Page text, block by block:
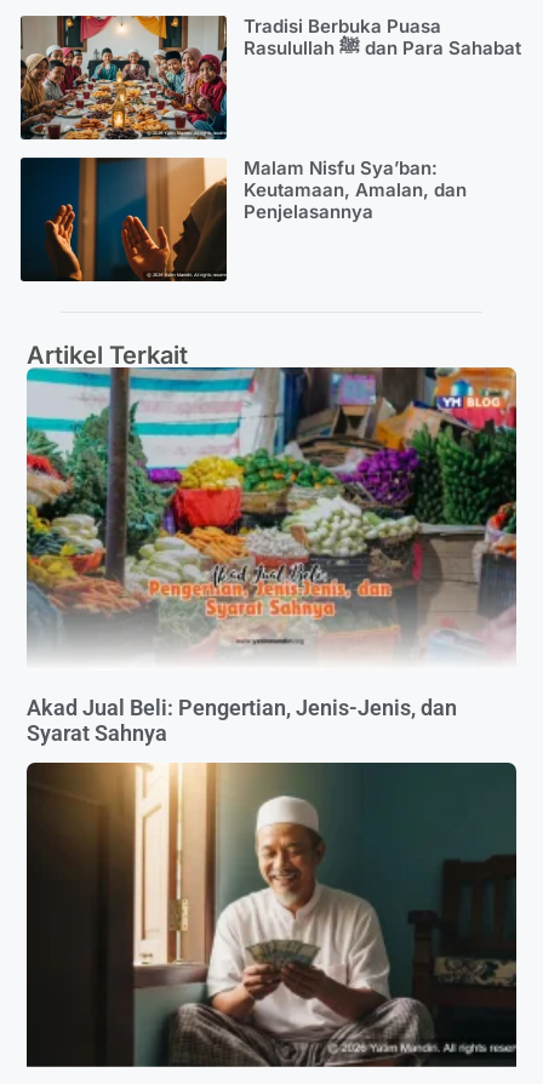
Tradisi Berbuka Puasa
Rasulullah ﷺ dan Para Sahabat
Malam Nisfu Sya’ban:
Keutamaan, Amalan, dan
Penjelasannya
Artikel Terkait
Akad Jual Beli: Pengertian, Jenis-Jenis, dan
Syarat Sahnya